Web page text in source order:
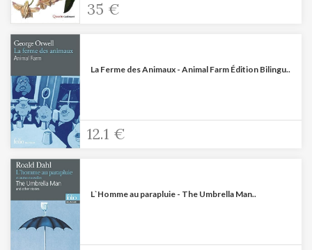
35 €
La Ferme des Animaux - Animal Farm Édition Bilingu..
12.1 €
L`Homme au parapluie - The Umbrella Man..